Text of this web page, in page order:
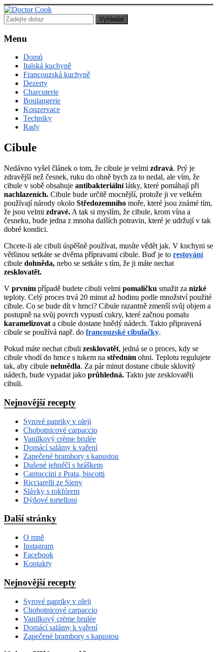
Doctor
Cook
Lékař
posedlý
jídlem,
vařením
pečením!
Menu
Domů
Italská kuchyně
Francouzská kuchyně
Dezerty
Charcuterie
Boulangerie
Konzervace
Techniky
Rady
Cibule
Nedávno vyšel článek o tom, že cibule je velmi zdravá. Prý je
zdravější než česnek, ruku do ohně bych za to nedal, ale vím, že
cibule v sobě obsahuje antibakteriálnílátky, které pomáhají při
nachlazeních. Cibule bude určitě mocnější, protože ji ve velkém
používají národy okolo Středozemního moře, které jsou známé tím,
že jsou velmi zdravé. A tak si myslím, že cibule, krom vína a
česneku, bude jedna z mnoha dalších potravin, které je udržují v tak
dobré kondici.
Chcete-li ale cibuli úspěšně používat, musíte vědět jak. V kuchyni se
většinou setkáte se dvěma přípravami cibule. Buď je to restování
cibule dohněda, nebo se setkáte s tím, že ji máte nechat
zesklovatět.
V prvním případě budete cibuli velmi pomaličku smažit za nízké
teploty. Celý proces trvá 20 minut až hodinu podle množství použité
cibule. Co se bude dít v hrnci? Cibule razantně zmenší svůj objem a
postupně na svůj povrch vypustí cukry, které začnou pomalu
karamelizovat a cibule dostane hnědý nádech. Takto připravená
cibule se používá např. do francouzské cibulačky.
Pokud máte nechat cibuli zesklovatět, jedná se o proces, kdy se
cibule vhodí do hrnce s tukem na středním ohni. Teplotu regulujete
tak, aby cibule nehnědla. Za pár minut dostane cibule sklovitý
nádech, bude vypadat jako průhledná. Takto jste zesklovatěli
cibuli.
Nejnovější recepty
Syrové papriky v oleji
Chobotnicové carpaccio
Vanilkový crème brulée
Domácí salámy k vaření
Zapečené brambory s kapustou
Dušené jehněčí s hráškem
Cantuccini z Prata, biscotti
Ricciarelli ze Sieny
Slávky s rokfórem
Dýňové tortelloni
Další stránky
O mně
Instagram
Facebook
Kontakty
Nejnovější recepty
Syrové papriky v oleji
Chobotnicové carpaccio
Vanilkový crème brulée
Domácí salámy k vaření
Zapečené brambory s kapustou